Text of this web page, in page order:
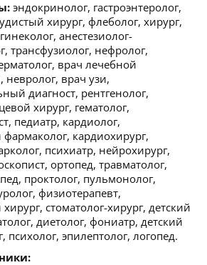
эндокринолог, гастроэнтеролог,
хирург, флеболог, хирург,
анестезиолог-
трансфузиолог, нефролог,
врач лечебной
невролог, врач узи,
диагност, рентгенолог,
хирург, гематолог,
педиатр, кардиолог,
кардиохирург,
психиатр, нейрохирург,
ортопед, травматолог,
проктолог, пульмонолог,
физиотерапевт,
стоматолог-хирург, детский
диетолог, фониатр, детский
психолог, эпилептолог, логопед.